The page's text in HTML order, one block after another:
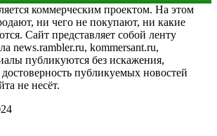
коммерческим проектом. На этом
ни чего не покупают, ни какие
Сайт представляет собой ленту
news.rambler.ru, kommersant.ru,
публикуются без искажения,
достоверность публикуемых новостей
не несёт.